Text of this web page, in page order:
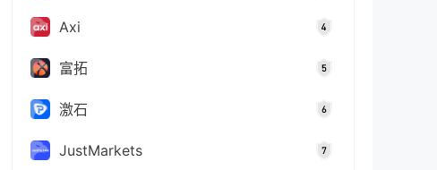
Axi
富拓
激石
JustMarkets